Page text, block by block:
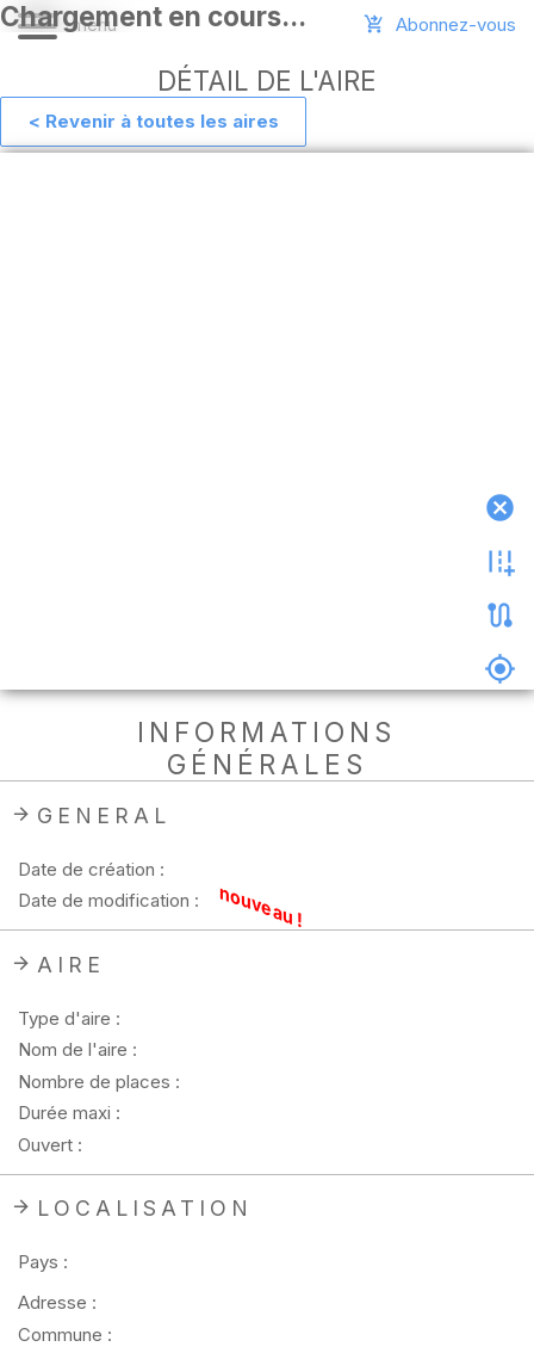
Aide
hors
ligne
Abonnez-vous
DÉTAIL DE L'AIRE
< Revenir à toutes les aires
INFORMATIONS
GÉNÉRALES
GENERAL
Date de création :
Date de modification :
nouveau !
AIRE
Type d'aire :
Nom de l'aire :
Nombre de places :
Durée maxi :
Ouvert :
LOCALISATION
Pays :
Adresse :
Commune :